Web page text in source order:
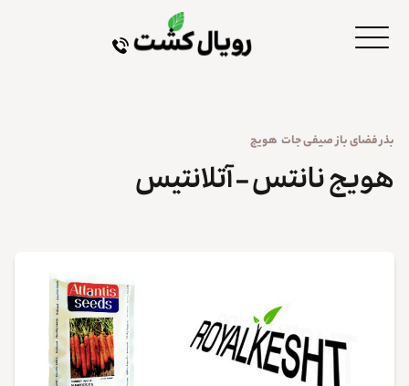
بذرفضای بازصیفی جات هویج
هویج نانتس – آتلانتیس